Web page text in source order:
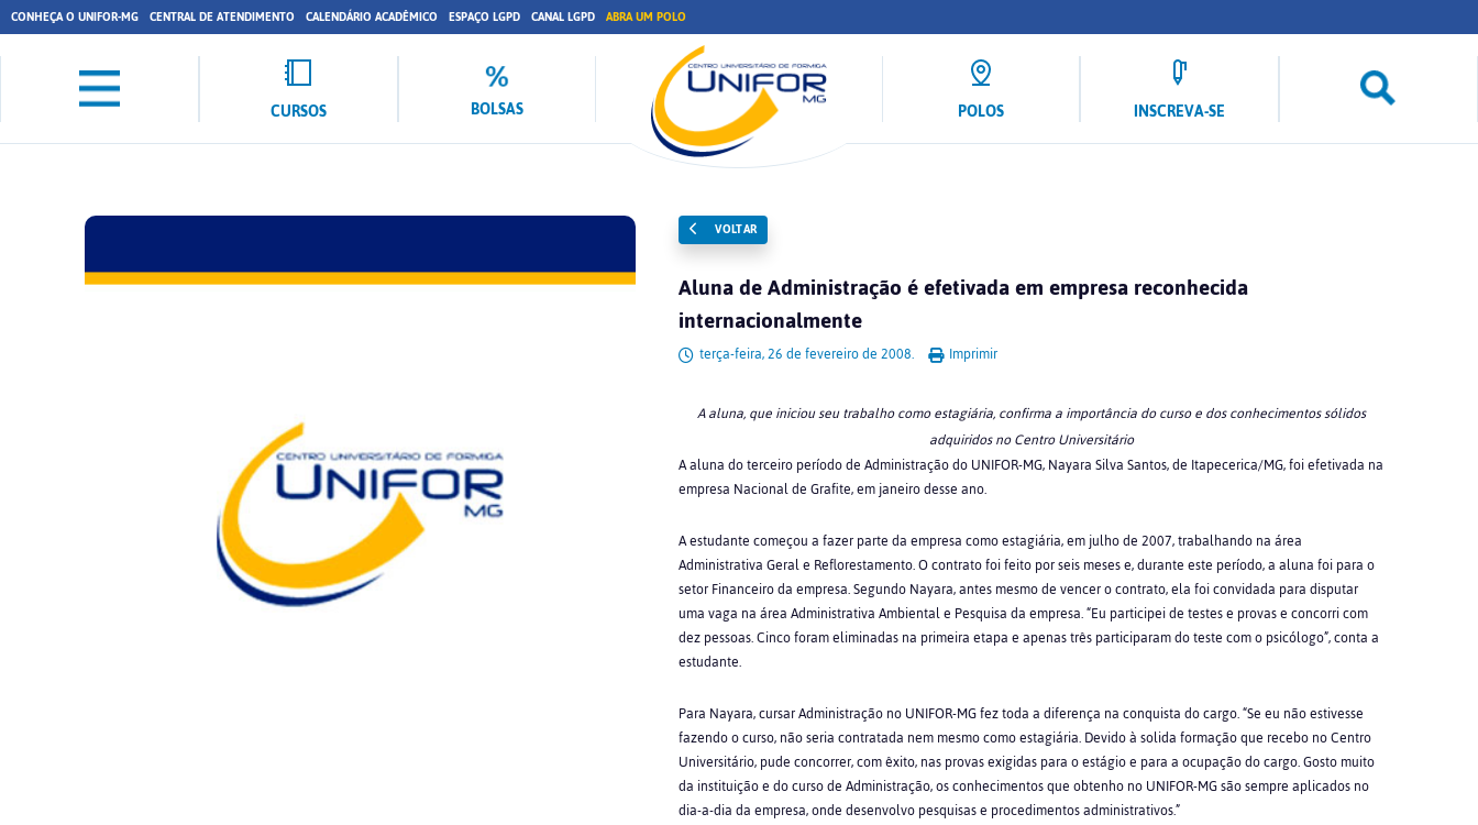
CONHEÇA O UNIFOR-MG CENTRAL DE ATENDIMENTO CALENDÁRIO ACADÊMICO ESPAÇO LGPD CANAL LGPD ABRA UM POLO
CURSOS BOLSAS POLOS INSCREVA-SE
VOLTAR
Aluna de Administração é efetivada em empresa reconhecida
internacionalmente
terça-feira, 26 de fevereiro de 2008. Imprimir
A aluna, que iniciou seu trabalho como estagiária, confirma a importância do curso e dos conhecimentos sólidos
adquiridos no Centro Universitário
A aluna do terceiro período de Administração do UNIFOR-MG, Nayara Silva Santos, de Itapecerica/MG, foi efetivada na
empresa Nacional de Grafite, em janeiro desse ano.
A estudante começou a fazer parte da empresa como estagiária, em julho de 2007, trabalhando na área
Administrativa Geral e Reflorestamento. O contrato foi feito por seis meses e, durante este período, a aluna foi para o
setor Financeiro da empresa. Segundo Nayara, antes mesmo de vencer o contrato, ela foi convidada para disputar
uma vaga na área Administrativa Ambiental e Pesquisa da empresa. “Eu participei de testes e provas e concorri com
dez pessoas. Cinco foram eliminadas na primeira etapa e apenas três participaram do teste com o psicólogo”, conta a
estudante.
Para Nayara, cursar Administração no UNIFOR-MG fez toda a diferença na conquista do cargo. “Se eu não estivesse
fazendo o curso, não seria contratada nem mesmo como estagiária. Devido à solida formação que recebo no Centro
Universitário, pude concorrer, com êxito, nas provas exigidas para o estágio e para a ocupação do cargo. Gosto muito
da instituição e do curso de Administração, os conhecimentos que obtenho no UNIFOR-MG são sempre aplicados no
dia-a-dia da empresa, onde desenvolvo pesquisas e procedimentos administrativos.”